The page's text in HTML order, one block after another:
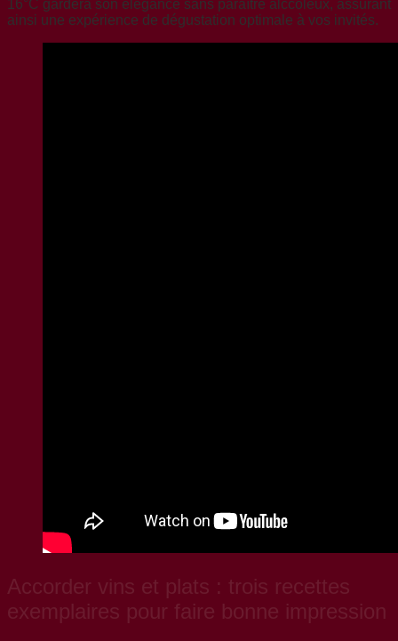
16°C gardera son élégance sans paraître alccoleux, assurant
ainsi une expérience de dégustation optimale à vos invités.
Accorder vins et plats : trois recettes
exemplaires pour faire bonne impression